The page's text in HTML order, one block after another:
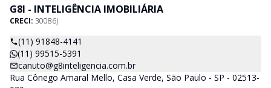
G8I - INTELIGÊNCIA IMOBILIÁRIA
CRECI: 30086J
(11) 91848-4141
(11) 99515-5391
canuto@g8inteligencia.com.br
Rua Cônego Amaral Mello, Casa Verde, São Paulo - SP - 02513-